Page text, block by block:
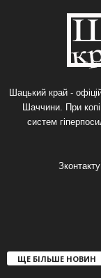
Шацький край -
Шаччини. При
систем
ЩЕ БІЛЬШЕ НОВИН